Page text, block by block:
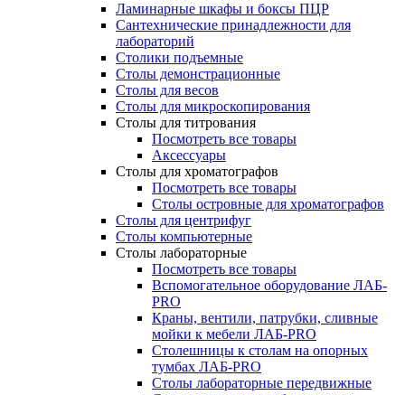
Ламинарные шкафы и боксы ПЦР
Сантехнические принадлежности для
лабораторий
Столики подъемные
Столы демонстрационные
Столы для весов
Столы для микроскопирования
Столы для титрования
Посмотреть все товары
Аксессуары
Столы для хроматографов
Посмотреть все товары
Столы островные для хроматографов
Столы для центрифуг
Столы компьютерные
Столы лабораторные
Посмотреть все товары
Вспомогательное оборудование ЛАБ-
PRO
Краны, вентили, патрубки, сливные
мойки к мебели ЛАБ-PRO
Столешницы к столам на опорных
тумбах ЛАБ-PRO
Столы лабораторные передвижные